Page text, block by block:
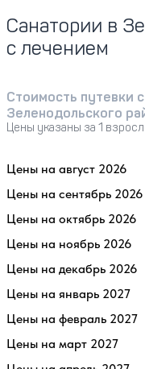
Санатории в
с лечением
Стоимость путевки
Зеленодольского
Цены указаны за 1
Цены на август 2026
Цены на сентябрь 2026
Цены на октябрь 2026
Цены на ноябрь 2026
Цены на декабрь 2026
Цены на январь 2027
Цены на февраль 2027
Цены на март 2027